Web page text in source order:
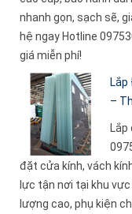
nhanh gọn, sạch sẽ,
hệ ngay Hotline
giá miễn phí!
–
đặt cửa kính, vách
lực tận nơi tại khu
lượng cao, phụ kiện